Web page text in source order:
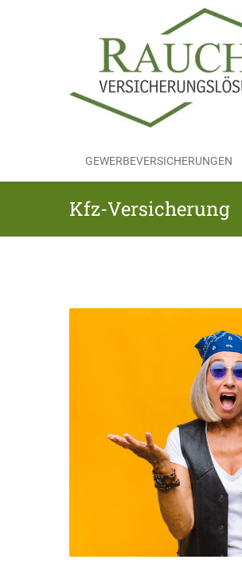
GEWERBEVERSICHERUNGEN
Kfz-Versicherung